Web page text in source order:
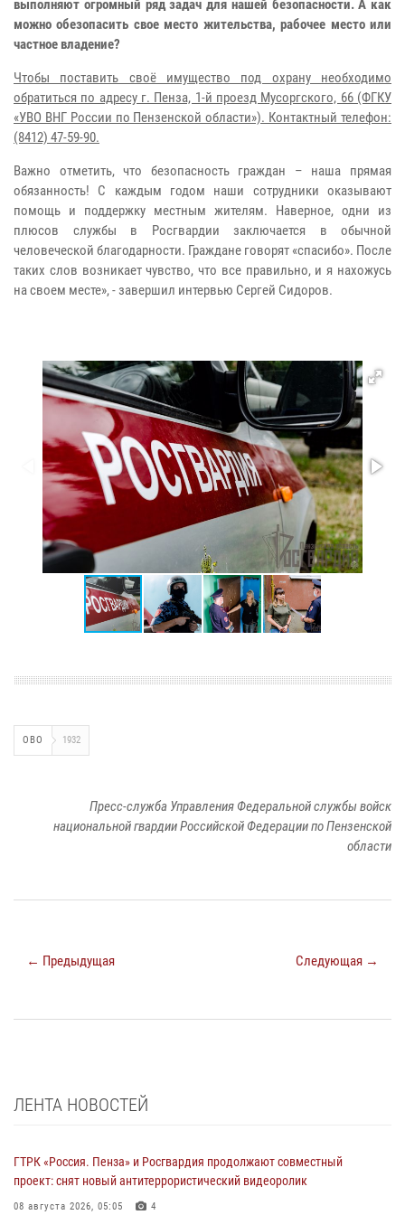
выполняют огромный ряд задач для нашей безопасности. А как
можно обезопасить свое место жительства, рабочее место или
частное владение?
Чтобы поставить своё имущество под охрану необходимо
обратиться по адресу г. Пенза, 1-й проезд Мусоргского, 66 (ФГКУ
«УВО ВНГ России по Пензенской области»). Контактный телефон:
(8412) 47-59-90.
Важно отметить, что безопасность граждан – наша прямая
обязанность! С каждым годом наши сотрудники оказывают
помощь и поддержку местным жителям. Наверное, одни из
плюсов службы в Росгвардии заключается в обычной
человеческой благодарности. Граждане говорят «спасибо». После
таких слов возникает чувство, что все правильно, и я нахожусь
на своем месте», - завершил интервью Сергей Сидоров.
ОВО 1932
Пресс-служба Управления Федеральной службы войск
национальной гвардии Российской Федерации по Пензенской
области
← Предыдущая Следующая →
ЛЕНТА НОВОСТЕЙ
ГТРК «Россия. Пенза» и Росгвардия продолжают совместный
проект: снят новый антитеррористический видеоролик
08 августа 2026, 05:05 4